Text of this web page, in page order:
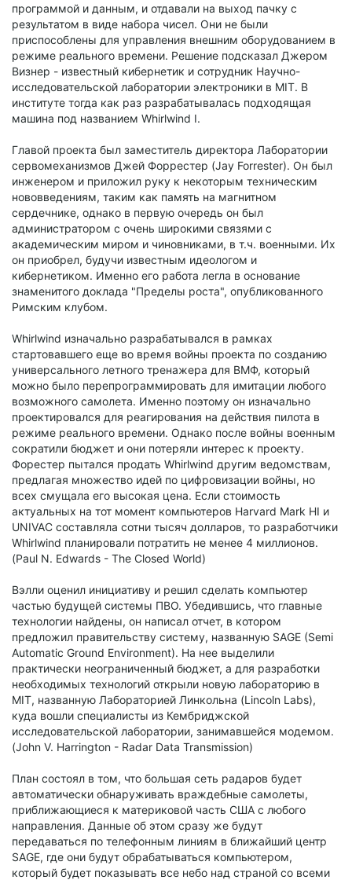
программой и данным, и отдавали на выход пачку с
результатом в виде набора чисел. Они не были
приспособлены для управления внешним оборудованием в
режиме реального времени. Решение подсказал Джером
Визнер - известный кибернетик и сотрудник Научно-
исследовательской лаборатории электроники в MIT. В
институте тогда как раз разрабатывалась подходящая
машина под названием Whirlwind I.
Главой проекта был заместитель директора Лаборатории
сервомеханизмов Джей Форрестер (Jay Forrester). Он был
инженером и приложил руку к некоторым техническим
нововведениям, таким как память на магнитном
сердечнике, однако в первую очередь он был
администратором с очень широкими связями с
академическим миром и чиновниками, в т.ч. военными. Их
он приобрел, будучи известным идеологом и
кибернетиком. Именно его работа легла в основание
знаменитого доклада "Пределы роста", опубликованного
Римским клубом.
Whirlwind изначально разрабатывался в рамках
стартовавшего еще во время войны проекта по созданию
универсального летного тренажера для ВМФ, который
можно было перепрограммировать для имитации любого
возможного самолета. Именно поэтому он изначально
проектировался для реагирования на действия пилота в
режиме реального времени. Однако после войны военным
сократили бюджет и они потеряли интерес к проекту.
Форестер пытался продать Whirlwind другим ведомствам,
предлагая множество идей по цифровизации войны, но
всех смущала его высокая цена. Если стоимость
актуальных на тот момент компьютеров Harvard Mark HI и
UNIVAC составляла сотни тысяч долларов, то разработчики
Whirlwind планировали потратить не менее 4 миллионов.
(Paul N. Edwards - The Closed World)
Вэлли оценил инициативу и решил сделать компьютер
частью будущей системы ПВО. Убедившись, что главные
технологии найдены, он написал отчет, в котором
предложил правительству систему, названную SAGE (Semi
Automatic Ground Environment). На нее выделили
практически неограниченный бюджет, а для разработки
необходимых технологий открыли новую лабораторию в
MIT, названную Лабораторией Линкольна (Lincoln Labs),
куда вошли специалисты из Кембриджской
исследовательской лаборатории, занимавшейся модемом.
(John V. Harrington - Radar Data Transmission)
План состоял в том, что большая сеть радаров будет
автоматически обнаруживать враждебные самолеты,
приближающиеся к материковой часть США с любого
направления. Данные об этом сразу же будут
передаваться по телефонным линиям в ближайший центр
SAGE, где они будут обрабатываться компьютером,
который будет показывать все небо над страной со всеми